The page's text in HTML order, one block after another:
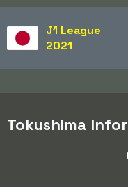
J1 League
2021
Tokushima